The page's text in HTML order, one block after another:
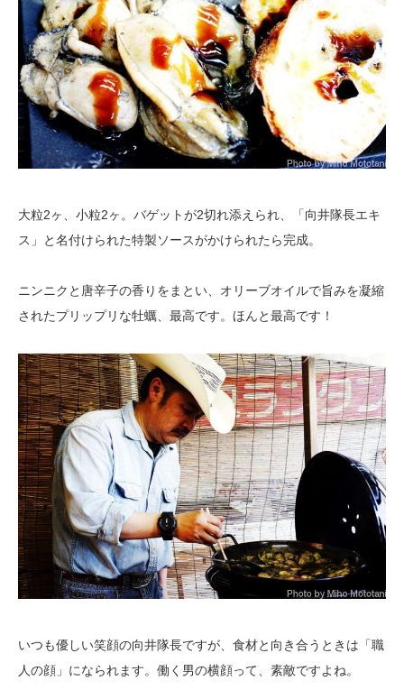
大粒2ヶ、小粒2ヶ。バゲットが2切れ添えられ、「向井隊長エキ
ス」と名付けられた特製ソースがかけられたら完成。
ニンニクと唐辛子の香りをまとい、オリーブオイルで旨みを凝縮
されたプリップリな牡蠣、最高です。ほんと最高です！
いつも優しい笑顔の向井隊長ですが、食材と向き合うときは「職
人の顔」になられます。働く男の横顔って、素敵ですよね。